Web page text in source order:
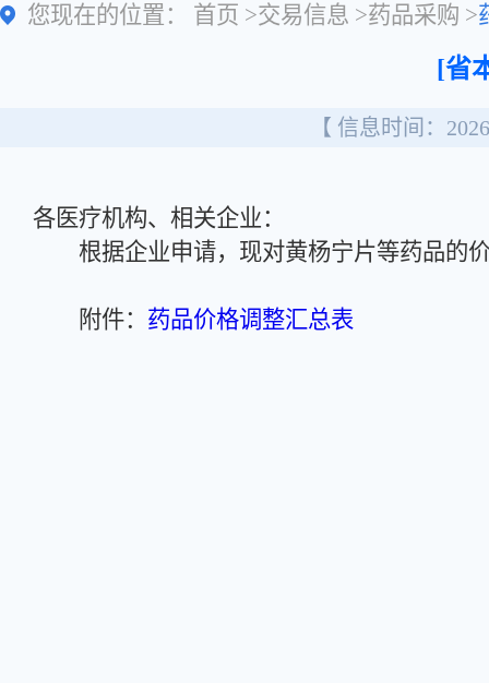
您现在的位置： 首页 >交易信息 >药品采购 >
[省
【 信息时间：
各医疗机构、相关企业：
根据企业申请，现对黄杨宁片等药品的
附件： 药品价格调整汇总表